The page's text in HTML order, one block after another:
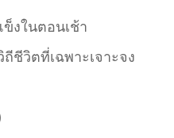
งในตอนเช้า
วิตที่เฉพาะเจาะจง